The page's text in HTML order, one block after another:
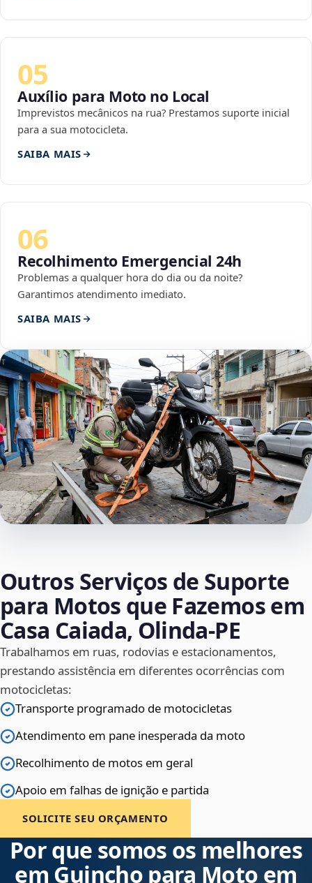
05
Auxílio para Moto no Local
Imprevistos mecânicos na rua? Prestamos suporte inicial
para a sua motocicleta.
SAIBA MAIS
06
Recolhimento Emergencial 24h
Problemas a qualquer hora do dia ou da noite?
Garantimos atendimento imediato.
SAIBA MAIS
Outros Serviços de Suporte
para Motos que Fazemos em
Casa Caiada, Olinda‑PE
Trabalhamos em ruas, rodovias e estacionamentos,
prestando assistência em diferentes ocorrências com
motocicletas:
Transporte programado de motocicletas
Atendimento em pane inesperada da moto
Recolhimento de motos em geral
Apoio em falhas de ignição e partida
SOLICITE SEU ORÇAMENTO
Por que somos os melhores
em Guincho para Moto em